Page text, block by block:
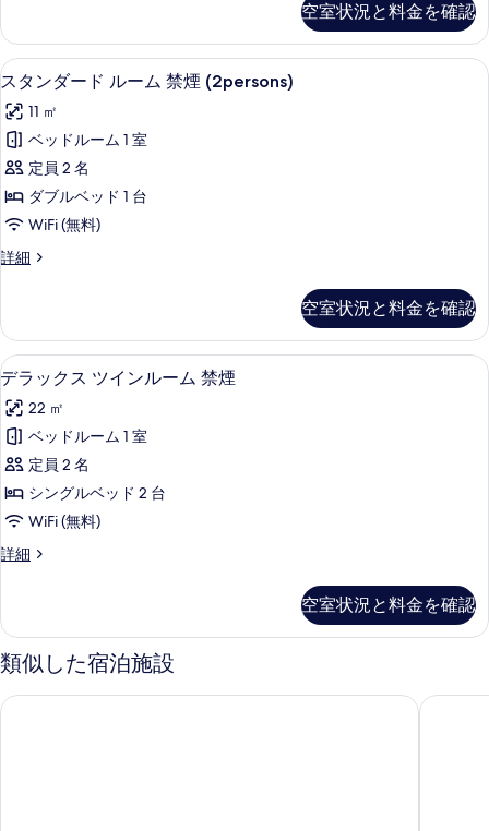
示
す
る
ー
ム
禁
煙
室)
の
す
て
写
真
を
表
示
す
る
室)
の
詳
細
ド
ル
ー
ム
（2
名
利
用）
室)
の
す
べ
て
の
写
真
を
示
す
る
ド
ル
ー
ム
（2
名
利
用）
禁
室)
の
詳
禁
煙
(1person)
の
す
べ
て
の
写
表
示
す
る
ー
ド
ル
ム
禁
煙
(1person)
の
詳
細
空室状況と料金を確認
ス
タ
ン
ダ
ー
ド
ー
禁
煙
(2persons)
の
す
べ
て
の
写
表
示
す
スタンダード ルーム 禁煙
17
スタンダード ルーム 禁煙 (2persons)
11 ㎡
ベッドルーム 1 室
定員 2 名
ダブルベッド 1 台
WiFi (無料)
詳細
ス
ー
ド
ル
ム
禁
煙
(2persons)
の
詳
細
空室状況と料金を確認
デ
ラ
ッ
ク
ス
ツ
ン
ー
ム
禁
煙
デラックス ツインルーム 禁煙 | デス
16
デラックス ツインルーム 禁煙
22 ㎡
ベッドルーム 1 室
定員 2 名
シングルベッド 2 台
WiFi (無料)
詳細
デ
ス
ツ
イ
ル
空室状況と料金を確認
類似した宿泊施設
アパホテル〈秋葉原駅電気街口〉 アパホ